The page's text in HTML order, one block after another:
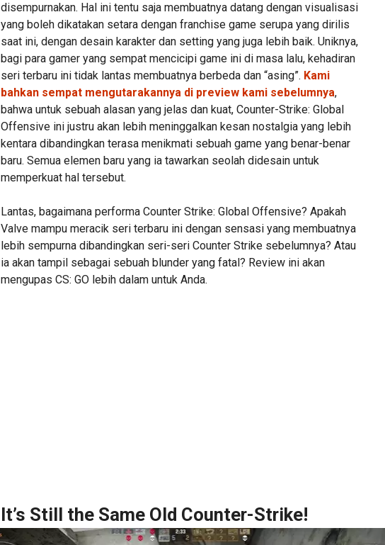
disempurnakan. Hal ini tentu saja membuatnya datang dengan visualisasi
yang boleh dikatakan setara dengan franchise game serupa yang dirilis
saat ini, dengan desain karakter dan setting yang juga lebih baik. Uniknya,
bagi para gamer yang sempat mencicipi game ini di masa lalu, kehadiran
seri terbaru ini tidak lantas membuatnya berbeda dan “asing”. Kami
bahkan sempat mengutarakannya di preview kami sebelumnya,
bahwa untuk sebuah alasan yang jelas dan kuat, Counter-Strike: Global
Offensive ini justru akan lebih meninggalkan kesan nostalgia yang lebih
kentara dibandingkan terasa menikmati sebuah game yang benar-benar
baru. Semua elemen baru yang ia tawarkan seolah didesain untuk
memperkuat hal tersebut.
Lantas, bagaimana performa Counter Strike: Global Offensive? Apakah
Valve mampu meracik seri terbaru ini dengan sensasi yang membuatnya
lebih sempurna dibandingkan seri-seri Counter Strike sebelumnya? Atau
ia akan tampil sebagai sebuah blunder yang fatal? Review ini akan
mengupas CS: GO lebih dalam untuk Anda.
It’s Still the Same Old Counter-Strike!